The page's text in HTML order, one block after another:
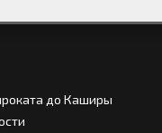
до Каширы